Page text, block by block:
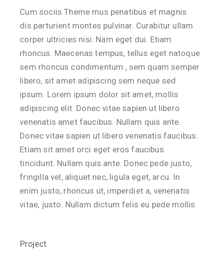
Cum sociis Theme mus penatibus et magnis
dis parturient montes pulvinar. Curabitur ullam
corper ultricies nisi. Nam eget dui. Etiam
rhoncus. Maecenas tempus, tellus eget natoque
sem rhoncus condimentum , sem quam semper
libero, sit amet adipiscing sem neque sed
ipsum. Lorem ipsum dolor sit amet, mollis
adipiscing elit. Donec vitae sapien ut libero
venenatis amet faucibus. Nullam quis ante.
Donec vitae sapien ut libero venenatis faucibus.
Etiam sit amet orci eget eros faucibus
tincidunt. Nullam quis ante. Donec pede justo,
fringilla vel, aliquet nec, ligula eget, arcu. In
enim justo, rhoncus ut, imperdiet a, venenatis
vitae, justo. Nullam dictum felis eu pede mollis.
Project